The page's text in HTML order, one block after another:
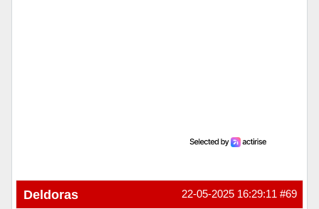
#69
22-05-2025 16:29:11
Deldoras